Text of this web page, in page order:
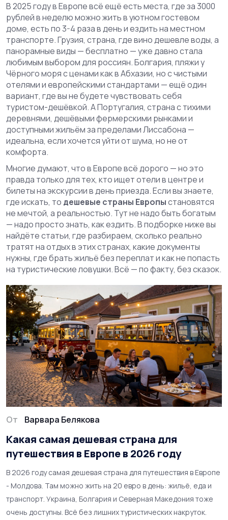
В 2025 году в Европе всё ещё есть места, где за 3000
рублей в неделю можно жить в уютном гостевом
доме, есть по 3-4 раза в день и ездить на местном
транспорте.Грузия, страна, где вино дешевле воды, а
панорамные виды — бесплатно — уже давно стала
любимым выбором для россиян.Болгария, пляжи у
Чёрного моря с ценами как в Абхазии, но с чистыми
отелями и европейскими стандартами — ещё один
вариант, где вы не будете чувствовать себя
туристом-дешёвкой. АПортугалия, страна с тихими
деревнями, дешёвыми фермерскими рынками и
доступными жильём за пределами Лиссабона —
идеальна, если хочется уйти от шума, но не от
комфорта.
Многие думают, что в Европе всё дорого — но это
правда только для тех, кто ищет отели в центре и
билеты на экскурсии в день приезда. Если вы знаете,
где искать, то дешевые страны Европыстановятся
не мечтой, а реальностью. Тут не надо быть богатым
— надо просто знать, как ездить. В подборке ниже вы
найдёте статьи, где разбираем, сколько реально
тратят на отдых в этих странах, какие документы
нужны, где брать жильё без переплат и как не попасть
на туристические ловушки. Всё — по факту, без сказок.
От Варвара Белякова
Какая самая дешевая страна для
путешествия в Европе в 2026 году
В 2026 году самая дешевая страна для путешествия в Европе
- Молдова. Там можно жить на 20 евро в день: жильё, еда и
транспорт. Украина, Болгария и Северная Македония тоже
очень доступны. Всё без лишних туристических накруток.